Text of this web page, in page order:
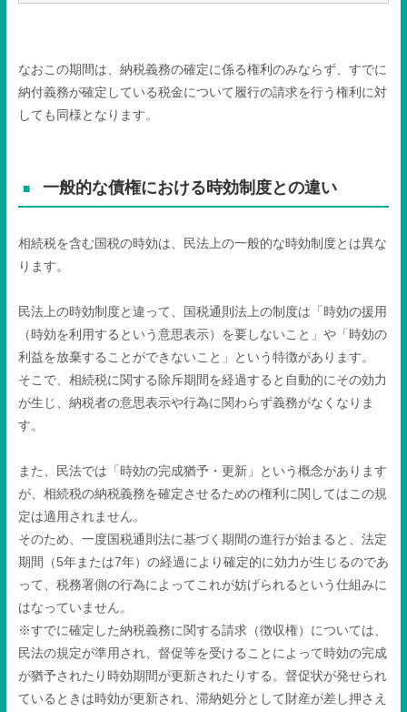
なおこの期間は、納税義務の確定に係る権利のみならず、すでに
納付義務が確定している税金について履行の請求を行う権利に対
しても同様となります。
一般的な債権における時効制度との違い
相続税を含む国税の時効は、民法上の一般的な時効制度とは異な
ります。
民法上の時効制度と違って、国税通則法上の制度は「時効の援用
（時効を利用するという意思表示）を要しないこと」や「時効の
利益を放棄することができないこと」という特徴があります。
そこで、相続税に関する除斥期間を経過すると自動的にその効力
が生じ、納税者の意思表示や行為に関わらず義務がなくなりま
す。
また、民法では「時効の完成猶予・更新」という概念があります
が、相続税の納税義務を確定させるための権利に関してはこの規
定は適用されません。
そのため、一度国税通則法に基づく期間の進行が始まると、法定
期間（5年または7年）の経過により確定的に効力が生じるのであ
って、税務署側の行為によってこれが妨げられるという仕組みに
はなっていません。
※すでに確定した納税義務に関する請求（徴収権）については、
民法の規定が準用され、督促等を受けることによって時効の完成
が猶予されたり時効期間が更新されたりする。督促状が発せられ
ているときは時効が更新され、滞納処分として財産が差し押さえ